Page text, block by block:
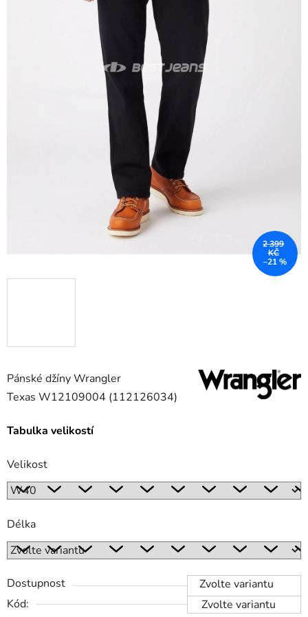
Pánské džíny Wrangler
Texas W12109004 (112126034)
Tabulka velikostí
Velikost
Délka
Dostupnost
Zvolte variantu
Kód:
Zvolte variantu
2 399
KČ
–21 %